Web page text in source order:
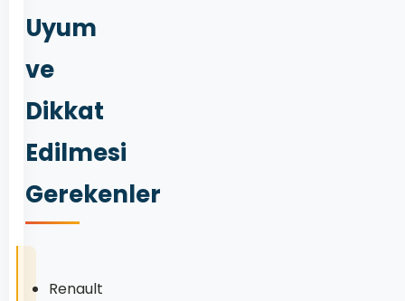
Uyum
ve
Dikkat
Edilmesi
Gerekenler
Renault